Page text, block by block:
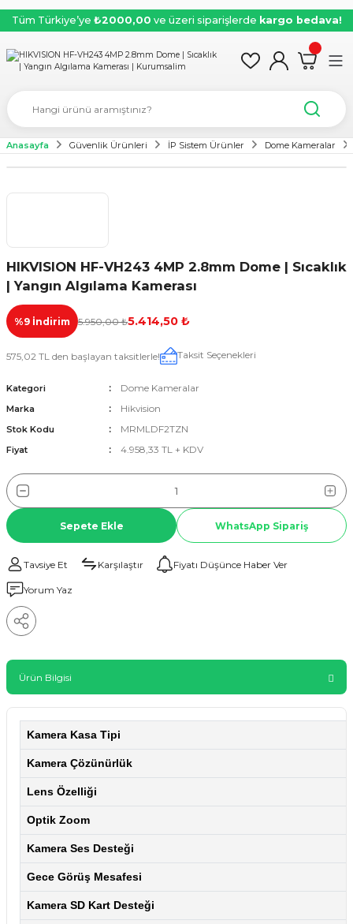
Tüm Türkiye’ye ₺2000,00 ve üzeri siparişlerde kargo bedava!
Anasayfa Güvenlik Ürünleri İP Sistem Ürünler Dome Kameralar
HIKVISION HF-VH243 4MP 2.8mm Dome | Sıcaklık
| Yangın Algılama Kamerası
%9 İndirim 5.950,00 ₺5.414,50 ₺
575,02 TL den başlayan taksitlerle! Taksit Seçenekleri
Kategori Dome Kameralar
Marka Hikvision
Stok Kodu MRMLDF2TZN
Fiyat 4.958,33 TL + KDV
Sepete Ekle WhatsApp Sipariş
Tavsiye Et Karşılaştır Fiyatı Düşünce Haber Ver
Yorum Yaz
Ürün Bilgisi
Kamera Kasa Tipi
Kamera Çözünürlük
Lens Özelliği
Optik Zoom
Kamera Ses Desteği
Gece Görüş Mesafesi
Kamera SD Kart Desteği